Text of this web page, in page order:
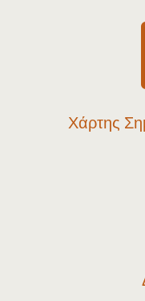
Χάρτης